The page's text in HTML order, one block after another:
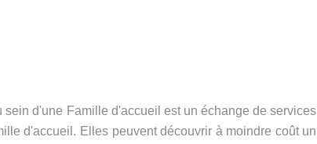
d'une Famille d'accueil est un échange de services
d'accueil. Elles peuvent découvrir à moindre coût un